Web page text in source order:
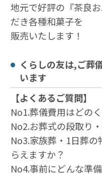
地元で好評の『茶良
だき各種和菓子を
販売いたします！
くらしの友は,ご葬
います
【よくあるご質問】
No1.葬儀費用はどの
No2.お葬式の段取り
No3.家族葬・1日葬の
らえますか？
No4.事前にどんな準